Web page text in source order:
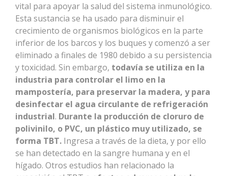
vital para apoyar la salud del sistema inmunológico.
Esta sustancia se ha usado para disminuir el
crecimiento de organismos biológicos en la parte
inferior de los barcos y los buques y comenzó a ser
eliminado a finales de 1980 debido a su persistencia
y toxicidad. Sin embargo, todavía se utiliza en la
industria para controlar el limo en la
mampostería, para preservar la madera, y para
desinfectar el agua circulante de refrigeración
industrial. Durante la producción de cloruro de
polivinilo, o PVC, un plástico muy utilizado, se
forma TBT. Ingresa a través de la dieta, y por ello
se han detectado en la sangre humana y en el
hígado. Otros estudios han relacionado la